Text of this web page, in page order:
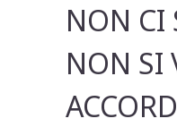
NON CI
NON SI